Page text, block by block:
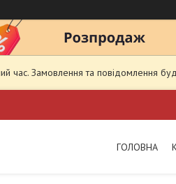
час. Замовлення та повідомлення
ГОЛОВНА